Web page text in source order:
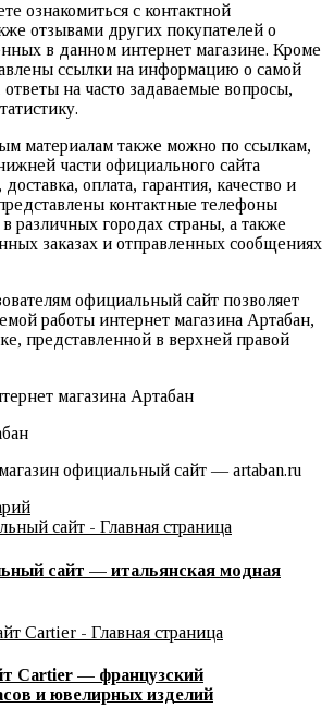
ознакомиться с контактной
отзывами других покупателей о
в данном интернет магазине. Кроме
ссылки на информацию о самой
на часто задаваемые вопросы,
материалам также можно по ссылкам,
части официального сайта
оплата, гарантия, качество и
контактные телефоны
различных городах страны, а также
заказах и отправленных сообщениях
официальный сайт позволяет
работы интернет магазина Артабан,
представленной в верхней правой
официальный сайт — artaban.ru
сайт — итальянская модная
Cartier — французский
и ювелирных изделий